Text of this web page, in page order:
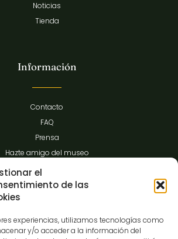
el
de las
experiencias, utilizamos tecnologías como
y/o acceder a la información del
Noticias
Tienda
Información
Contacto
FAQ
Prensa
Hazte amigo del museo
Transparencia